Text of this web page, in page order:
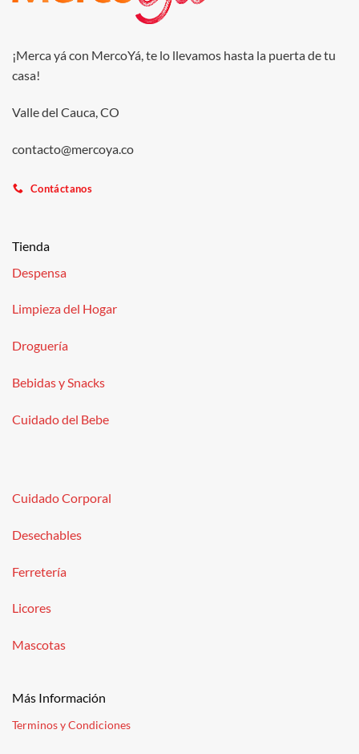
¡Merca yá con MercoYá, te lo llevamos hasta la puerta de tu
casa!
Valle del Cauca, CO
contacto@mercoya.co
Contáctanos
Tienda
Despensa
Limpieza del Hogar
Droguería
Bebidas y Snacks
Cuidado del Bebe
Cuidado Corporal
Desechables
Ferretería
Licores
Mascotas
Más Información
Terminos y Condiciones